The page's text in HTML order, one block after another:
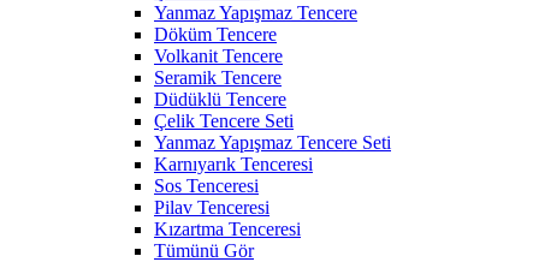
Yanmaz Yapışmaz Tencere
Döküm Tencere
Volkanit Tencere
Seramik Tencere
Düdüklü Tencere
Çelik Tencere Seti
Yanmaz Yapışmaz Tencere Seti
Karnıyarık Tenceresi
Sos Tenceresi
Pilav Tenceresi
Kızartma Tenceresi
Tümünü Gör